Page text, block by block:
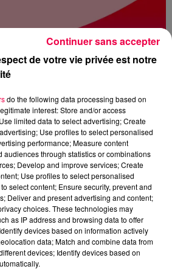
MAGNUM DRIVE
2011
AFFAIRE DSK
CANCAN
2011
de votre vie privée est notre
do the following data processing based on
interest: Store and/or access
limited data to select advertising; Create
Use profiles to select personalised
performance; Measure content
audiences through statistics or combinations
Develop and improve services; Create
Use profiles to select personalised
select content; Ensure security, prevent and
Deliver and present advertising and content;
choices. These technologies may
as IP address and browsing data to offer
devices based on information actively
data; Match and combine data from
devices; Identify devices based on
Continuer sans accepter